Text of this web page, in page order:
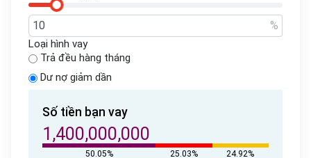
%
Loại hình vay
Trả đều hàng tháng
Dư nợ giảm dần
Số tiền bạn vay
1,400,000,000
50.05% 25.03% 24.92%